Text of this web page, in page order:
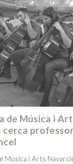
de Música i
cerca
Música i Arts